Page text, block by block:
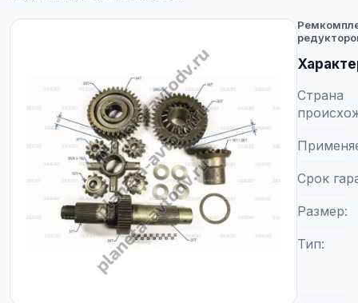
Страна
Срок
Размер
Тип